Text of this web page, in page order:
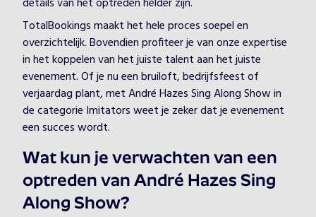
TotalBookings maakt het hele proces soepel en
overzichtelijk. Bovendien profiteer je van onze expertise
in het koppelen van het juiste talent aan het juiste
evenement. Of je nu een bruiloft, bedrijfsfeest of
verjaardag plant, met André Hazes Sing Along Show in
de categorie Imitators weet je zeker dat je evenement
een succes wordt.
Wat kun je verwachten van een
optreden van André Hazes Sing
Along Show?